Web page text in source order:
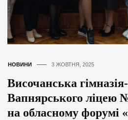
НОВИНИ 3 ЖОВТНЯ, 2025
Височанська
Вапнярського ліцею
на обласному форумі